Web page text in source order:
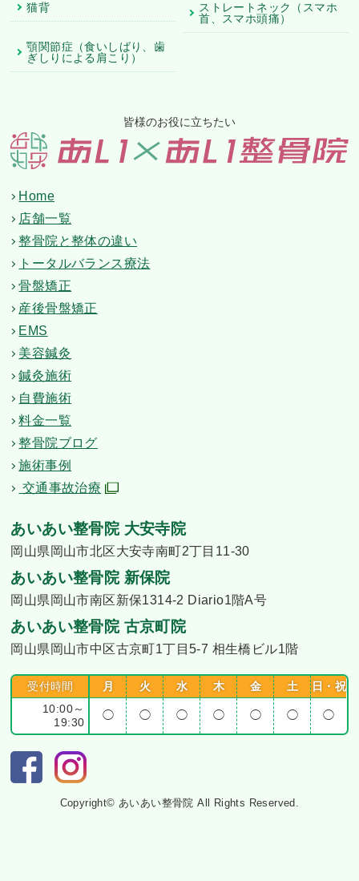
猫背
ストレートネック（スマホ
首、スマホ頭痛）
顎関節症（食いしばり、歯
ぎしりによる肩こり）
皆様のお役に立ちたい
Home
店舗一覧
整骨院と整体の違い
トータルバランス療法
骨盤矯正
産後骨盤矯正
EMS
美容鍼灸
鍼灸施術
自費施術
料金一覧
整骨院ブログ
施術事例
交通事故治療
あいあい整骨院 大安寺院
岡山県岡山市北区大安寺南町2丁目11-30
あいあい整骨院 新保院
岡山県岡山市南区新保1314-2 Diario1階A号
あいあい整骨院 古京町院
岡山県岡山市中区古京町1丁目5-7 相生橋ビル1階
受付時間 月 火 水 木 金 土
日・祝
10:00～
19:30
◯ ◯ ◯ ◯ ◯ ◯ ◯
Copyright© あいあい整骨院 All Rights Reserved.